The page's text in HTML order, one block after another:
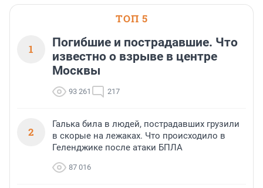
ТОП 5
1
Погибшие и пострадавшие. Что
известно о взрыве в центре
Москвы
93 261 217
2
Галька била в людей, пострадавших грузили
в скорые на лежаках. Что происходило в
Геленджике после атаки БПЛА
87 016